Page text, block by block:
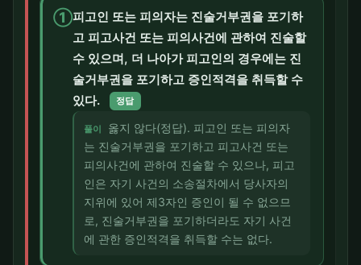
①피고인 또는 피의자는 진술거부권을 포기하
고 피고사건 또는 피의사건에 관하여 진술할
수 있으며, 더 나아가 피고인의 경우에는 진
술거부권을 포기하고 증인적격을 취득할 수
있다.
정답
풀이
옳지 않다(정답). 피고인 또는 피의자
는 진술거부권을 포기하고 피고사건 또는
피의사건에 관하여 진술할 수 있으나, 피고
인은 자기 사건의 소송절차에서 당사자의
지위에 있어 제3자인 증인이 될 수 없으므
로, 진술거부권을 포기하더라도 자기 사건
에 관한 증인적격을 취득할 수는 없다.